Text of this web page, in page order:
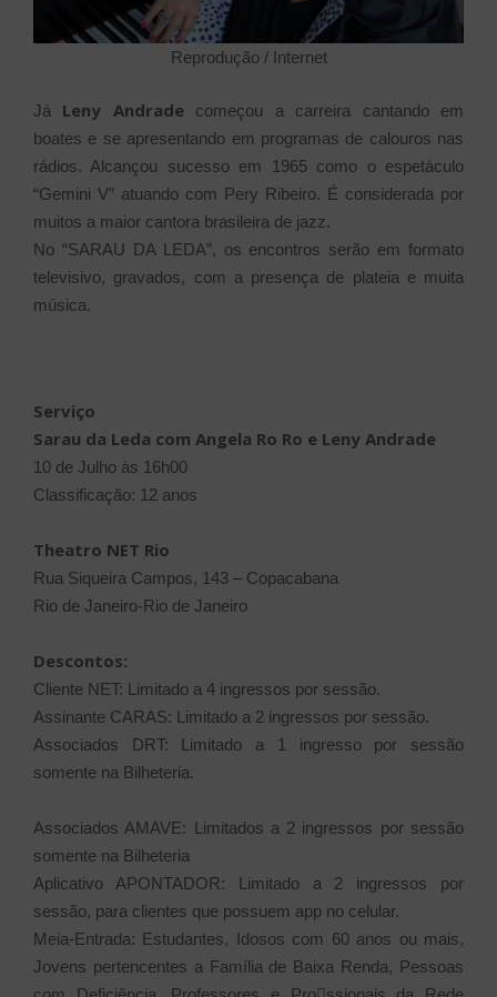
Reprodução / Internet
Já Leny Andrade começou a carreira cantando em
boates e se apresentando em programas de calouros nas
rádios. Alcançou sucesso em 1965 como o espetáculo
“Gemini V” atuando com Pery Ribeiro. É considerada por
muitos a maior cantora brasileira de jazz.
No “SARAU DA LEDA”, os encontros serão em formato
televisivo, gravados, com a presença de plateia e muita
música.
Serviço
Sarau da Leda com Angela Ro Ro e Leny Andrade
10 de Julho às 16h00
Classificação: 12 anos
Theatro NET Rio
Rua Siqueira Campos, 143 – Copacabana
Rio de Janeiro-Rio de Janeiro
Descontos:
Cliente NET: Limitado a 4 ingressos por sessão.
Assinante CARAS: Limitado a 2 ingressos por sessão.
Associados DRT: Limitado a 1 ingresso por sessão
somente na Bilheteria.
Associados AMAVE: Limitados a 2 ingressos por sessão
somente na Bilheteria
Aplicativo APONTADOR: Limitado a 2 ingressos por
sessão, para clientes que possuem app no celular.
Meia-Entrada: Estudantes, Idosos com 60 anos ou mais,
Jovens pertencentes a Família de Baixa Renda, Pessoas